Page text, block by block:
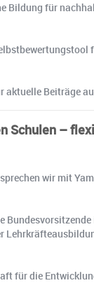
Bildung für
aktuelle
Schulen –
wir mit
für die